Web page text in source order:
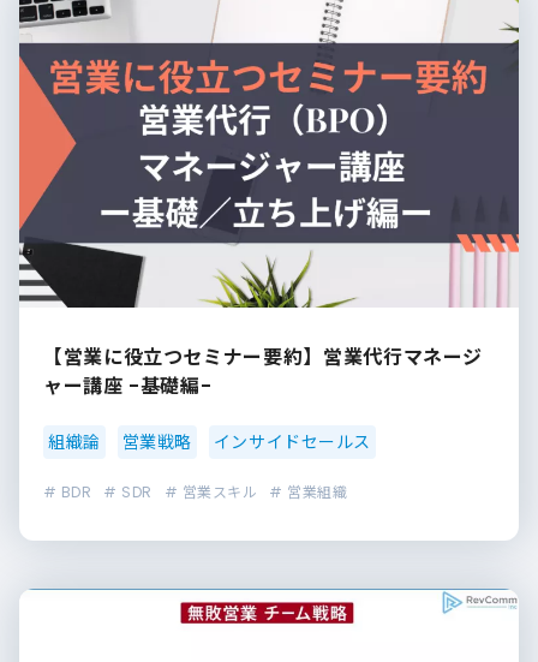
【営業に役立つセミナー要約】営業代行マネージ
ャー講座 -基礎編-
組織論 営業戦略 インサイドセールス
# BDR # SDR # 営業スキル # 営業組織